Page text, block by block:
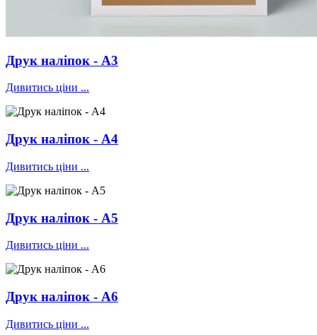
Друк наліпок - А3
Дивитись ціни ...
Друк наліпок - А4
Дивитись ціни ...
Друк наліпок - А5
Дивитись ціни ...
Друк наліпок - А6
Дивитись ціни ...